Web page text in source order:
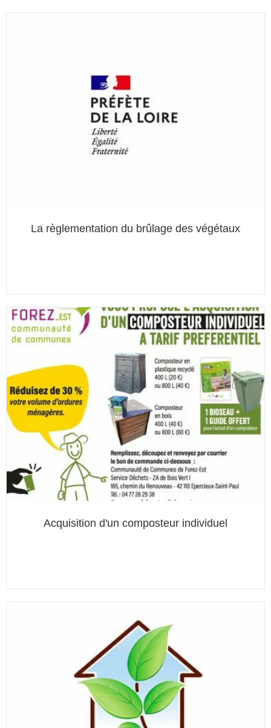
La règlementation du brûlage des végétaux
Acquisition d'un composteur individuel